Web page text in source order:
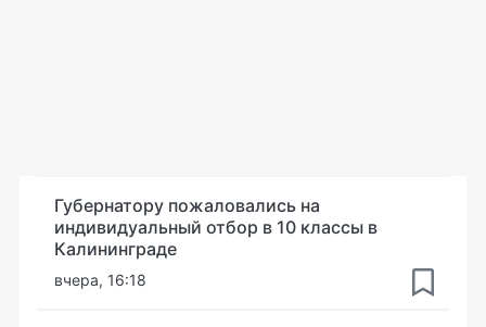
Губернатору пожаловались на
индивидуальный отбор в 10 классы в
Калининграде
вчера, 16:18